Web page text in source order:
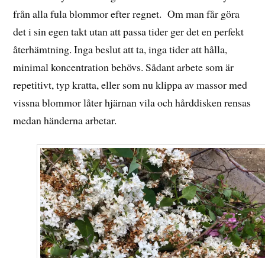
från alla fula blommor efter regnet. Om man får göra
det i sin egen takt utan att passa tider ger det en perfekt
återhämtning. Inga beslut att ta, inga tider att hålla,
minimal koncentration behövs. Sådant arbete som är
repetitivt, typ kratta, eller som nu klippa av massor med
vissna blommor låter hjärnan vila och hårddisken rensas
medan händerna arbetar.